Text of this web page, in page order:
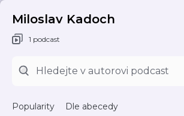
Miloslav Kadoch
1 podcast
Popularity Dle abecedy